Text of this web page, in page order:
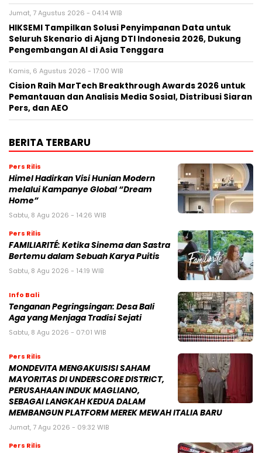
Jumat, 7 Agustus 2026 - 04:14 WIB
HIKSEMI Tampilkan Solusi Penyimpanan Data untuk
Seluruh Skenario di Ajang DTI Indonesia 2026, Dukung
Pengembangan AI di Asia Tenggara
Kamis, 6 Agustus 2026 - 17:00 WIB
Cision Raih MarTech Breakthrough Awards 2026 untuk
Pemantauan dan Analisis Media Sosial, Distribusi Siaran
Pers, dan AEO
BERITA TERBARU
Pers Rilis
Himel Hadirkan Visi Hunian Modern
melalui Kampanye Global “Dream
Home”
Sabtu, 8 Agu 2026 - 14:26 WIB
Pers Rilis
FAMILIARITÉ: Ketika Sinema dan Sastra
Bertemu dalam Sebuah Karya Puitis
Sabtu, 8 Agu 2026 - 14:19 WIB
Info Bali
Tenganan Pegringsingan: Desa Bali
Aga yang Menjaga Tradisi Sejati
Sabtu, 8 Agu 2026 - 07:01 WIB
Pers Rilis
MONDEVITA MENGAKUISISI SAHAM
MAYORITAS DI UNDERSCORE DISTRICT,
PERUSAHAAN INDUK MAGLIANO,
SEBAGAI LANGKAH KEDUA DALAM
MEMBANGUN PLATFORM MEREK MEWAH ITALIA BARU
Jumat, 7 Agu 2026 - 09:32 WIB
Pers Rilis